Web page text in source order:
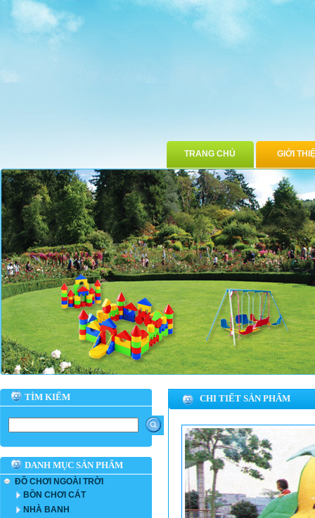
TRANG CHỦ GIỚI
TÌM KIẾM
DANH MỤC SẢN PHẨM
ĐỒ CHƠI NGOÀI TRỜI
BỒN CHƠI CÁT
NHÀ BANH
CHI TIẾT SẢN PHẨM